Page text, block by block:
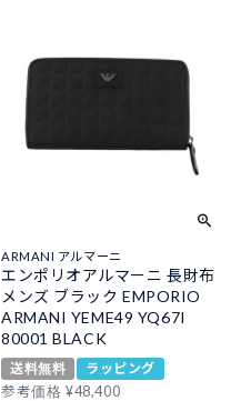
ARMANI アルマーニ
エンポリオアルマーニ 長財布
メンズ ブラック EMPORIO
ARMANI YEME49 YQ67I
80001 BLACK
送料無料
ラッピング
参考価格 ¥48,400